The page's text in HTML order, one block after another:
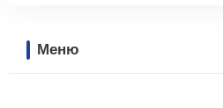
Меню